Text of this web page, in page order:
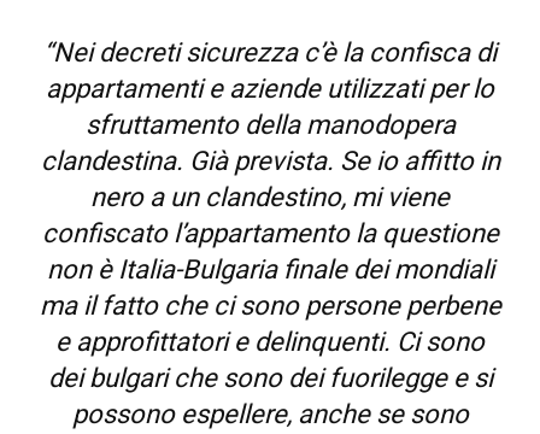
“Nei decreti sicurezza c’è la confisca di
appartamenti e aziende utilizzati per lo
sfruttamento della manodopera
clandestina. Già prevista. Se io affitto in
nero a un clandestino, mi viene
confiscato l’appartamento la questione
non è Italia-Bulgaria finale dei mondiali
ma il fatto che ci sono persone perbene
e approfittatori e delinquenti. Ci sono
dei bulgari che sono dei fuorilegge e si
possono espellere, anche se sono